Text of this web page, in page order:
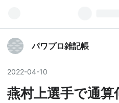
パワプロ雑記帳
2022-04-10
燕村上選手で通算